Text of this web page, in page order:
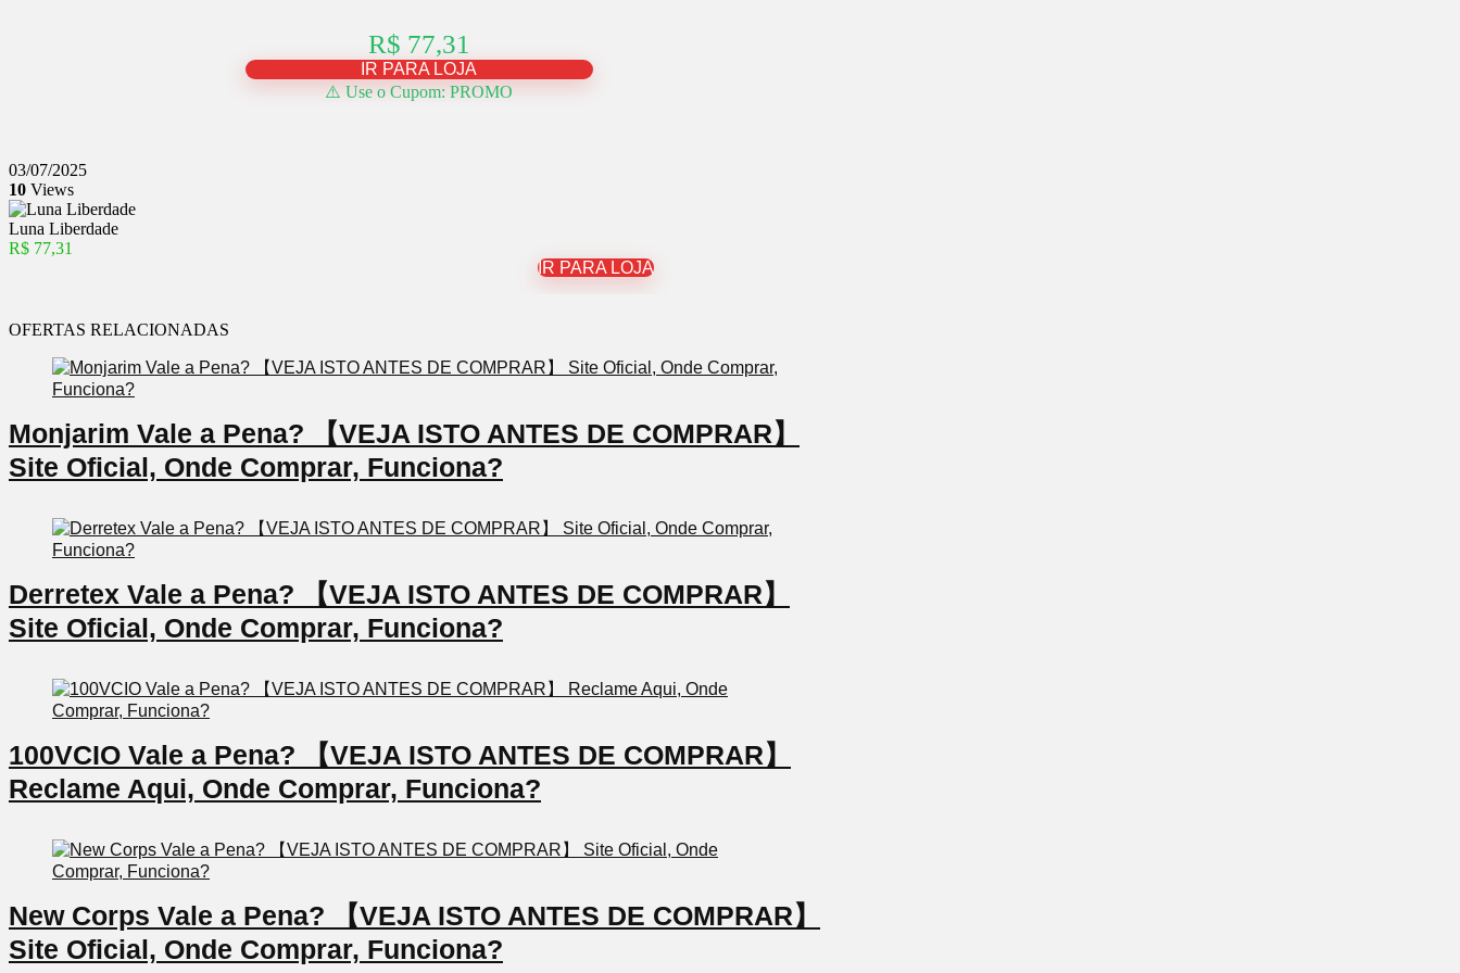
R$ 77,31
IR PARA LOJA
⚠️ Use o Cupom: PROMO
03/07/2025
10 Views
Luna Liberdade
R$ 77,31
IR PARA LOJA
OFERTAS RELACIONADAS
Monjarim Vale a Pena? 【VEJA ISTO ANTES DE COMPRAR】
Site Oficial, Onde Comprar, Funciona?
Derretex Vale a Pena? 【VEJA ISTO ANTES DE COMPRAR】
Site Oficial, Onde Comprar, Funciona?
100VCIO Vale a Pena? 【VEJA ISTO ANTES DE COMPRAR】
Reclame Aqui, Onde Comprar, Funciona?
New Corps Vale a Pena? 【VEJA ISTO ANTES DE COMPRAR】
Site Oficial, Onde Comprar, Funciona?